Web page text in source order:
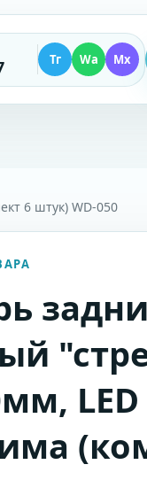
Тг Wa Mx
6 штук) WD-050
LED